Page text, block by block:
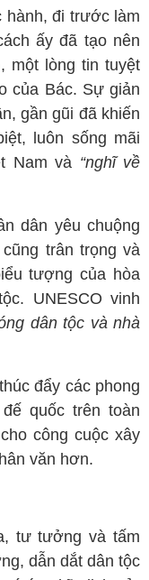
hành, đi trước làm
ấy đã tạo nên
một lòng tin tuyệt
của Bác. Sự giản
gần gũi đã khiến
luôn sống mãi
Nam và “nghĩ về
dân yêu chuộng
trân trọng và
tượng của hòa
UNESCO vinh
dân tộc và nhà
đẩy các phong
quốc trên toàn
công cuộc xây
văn hơn.
tư tưởng và tấm
dẫn dắt dân tộc